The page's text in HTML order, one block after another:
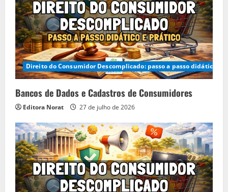
Direito do Consumidor Descomplicado: passo a passo didático e
Bancos de Dados e Cadastros de Consumidores
Editora Norat 27 de julho de 2026